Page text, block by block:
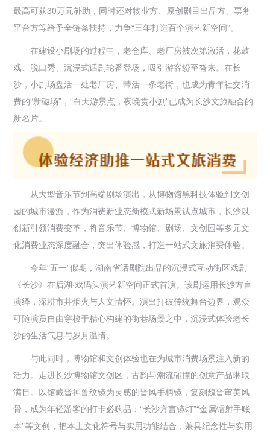
最高可获30万元补助，同时还对物业方、原创剧目出品方、票务
平台方等给予全链条扶持，力争“三年打造百个演艺新空间”。
在建设小剧场的过程中，老仓库、老厂房被次第激活，花鼓
戏、脱口秀、沉浸式话剧轮番登场，吸引游客纷至沓来。在长
沙，小剧场盘活一处老厂房、带活一条老街，也成为青年社交消
费的“新磁场”，“白天游景点，夜晚赏小剧”已成为长沙文旅融合的
新名片。
从大型音乐节到高端剧场演出，从博物馆黑科技体验到文创
园的城市漫游，作为消费新业态新模式新场景试点城市，长沙以
创新引领消费变革，将音乐节、博物馆、剧场、文创园等多元文
化消费业态深度融合，突出体验感，打造一站式文旅消费体验。
今年“五一”假期，湖南省话剧院出品的沉浸式互动街区戏剧
《长沙》在后湖·戏码头演艺新空间正式首演。该剧运用长沙方言
演绎，深耕市井烟火与人文情怀。演出打破传统舞台边界，观众
可随演员自由穿梭于精心构建的街巷场景之中，沉浸式体验老长
沙的生活气息与岁月温情。
与此同时，博物馆和文创体验也在为城市消费场景注入新的
活力。走进长沙博物馆文创区，古韵与潮流碰撞的创意产品琳琅
满目。以馆藏晋神兽纹镜为灵感的晋风手柄镜，复刻魏晋审美风
骨，成为年轻游客的打卡必购品；“长沙方言镜灯”“金属镭射手账
本”等文创，把本土文化符号与实用功能结合，兼具纪念性与实用